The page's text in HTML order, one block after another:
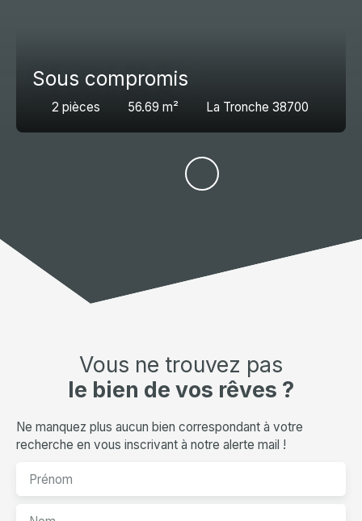
Sous compromis
2 pièces 56.69 m² La Tronche 38700
Vous ne trouvez pas
le bien de vos rêves ?
Ne manquez plus aucun bien correspondant à votre
recherche en vous inscrivant à notre alerte mail !
Prénom